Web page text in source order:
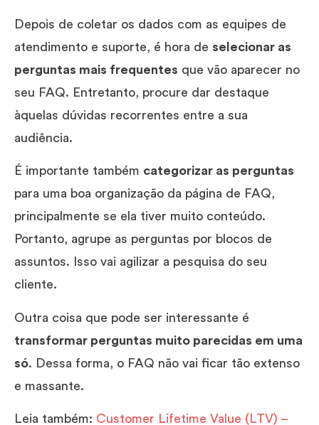
Depois de coletar os dados com as equipes de
atendimento e suporte, é hora de selecionar as
perguntas mais frequentes que vão aparecer no
seu FAQ. Entretanto, procure dar destaque
àquelas dúvidas recorrentes entre a sua
audiência.
É importante também categorizar as perguntas
para uma boa organização da página de FAQ,
principalmente se ela tiver muito conteúdo.
Portanto, agrupe as perguntas por blocos de
assuntos. Isso vai agilizar a pesquisa do seu
cliente.
Outra coisa que pode ser interessante é
transformar perguntas muito parecidas em uma
só. Dessa forma, o FAQ não vai ficar tão extenso
e massante.
Leia também: Customer Lifetime Value (LTV) –